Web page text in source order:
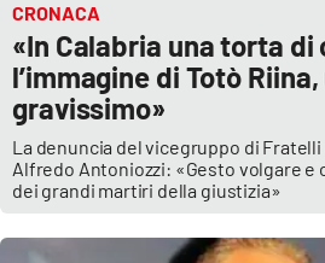
CRONACA
«In Calabria una torta di
l’immagine di Totò
gravissimo»
La denuncia del vicegruppo di Fratelli
Alfredo Antoniozzi: «Gesto volgare
dei grandi martiri della giustizia»